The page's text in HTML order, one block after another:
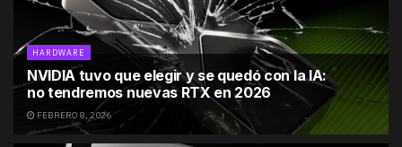
HARDWARE
NVIDIA tuvo que elegir y se quedó con la IA:
no tendremos nuevas RTX en 2026
FEBRERO 8, 2026